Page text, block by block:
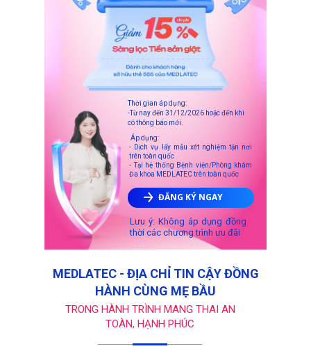
Thời gian áp dụng:
-Từ nay đến 31/12/2026 hoặc đến khi
có thông báo mới.
Áp dụng:
- Dịch vụ lấy mẫu xét nghiệm tận nơi
trên toàn quốc
- Tại hệ thống Bệnh viện/Phòng khám
Đa khoa MEDLATEC trên toàn quốc
Lưu ý: Không áp dụng đồng
thời các chương trình ưu đãi
ĐĂNG KÝ NGAY
MEDLATEC - ĐỊA CHỈ TIN CẬY ĐỒNG
HÀNH CÙNG MẸ BẦU
TRONG HÀNH TRÌNH MANG THAI AN
TOÀN, HẠNH PHÚC